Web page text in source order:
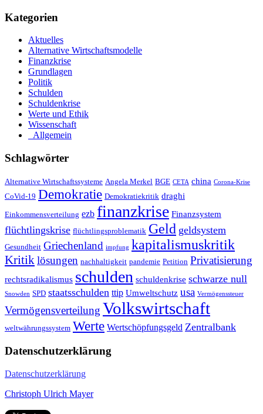
Kategorien
Aktuelles
Alternative Wirtschaftsmodelle
Finanzkrise
Grundlagen
Politik
Schulden
Schuldenkrise
Werte und Ethik
Wissenschaft
_Allgemein
Schlagwörter
Alternative Wirtschaftssysteme Angela Merkel BGE CETA china Corona-Krise
CoVid-19 Demokratie Demokratiekritik draghi
Einkommensverteilung ezb finanzkrise Finanzsystem
flüchtlingskrise flüchtlingsproblematik Geld geldsystem
Gesundheit Griechenland impfung kapitalismuskritik
Kritik lösungen nachhaltigkeit pandemie Petition Privatisierung
rechtsradikalismus schulden schuldenkrise schwarze null
Snowden SPD staatsschulden ttip Umweltschutz usa Vermögenssteuer
Vermögensverteilung Volkswirtschaft
weltwährungssystem Werte Wertschöpfungsgeld Zentralbank
Datenschutzerklärung
Datenschutzerklärung
Christoph Ulrich Mayer